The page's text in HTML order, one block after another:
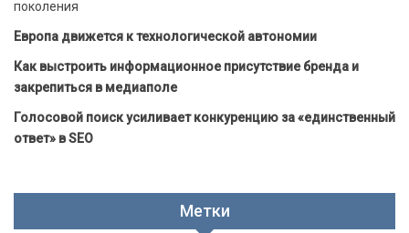
поколения
Европа движется к технологической автономии
Как выстроить информационное присутствие бренда и
закрепиться в медиаполе
Голосовой поиск усиливает конкуренцию за «единственный
ответ» в SEO
Метки